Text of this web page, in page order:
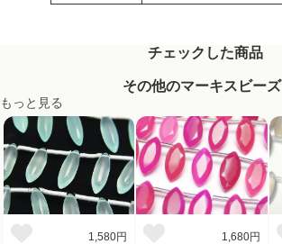
チェックした商品
その他のマーキスビーズ
もっと見る
1,580円 1,680円